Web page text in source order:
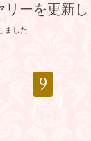
ーを更新
ました
9